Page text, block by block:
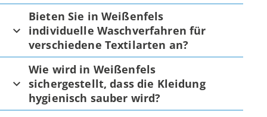
Bieten Sie in Weißenfels
individuelle Waschverfahren für
verschiedene Textilarten an?
Wie wird in Weißenfels
sichergestellt, dass die Kleidung
hygienisch sauber wird?